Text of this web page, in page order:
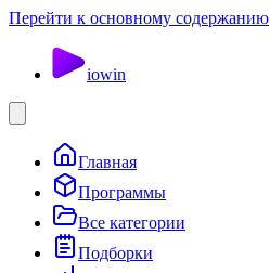
Перейти к основному содержанию
iowin
Главная
Программы
Все категории
Подборки